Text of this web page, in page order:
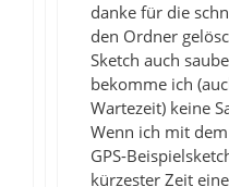
danke für die
den Ordner
Sketch auch
bekomme ich
Wartezeit) keine
Wenn ich mit
GPS-
kürzester Zeit